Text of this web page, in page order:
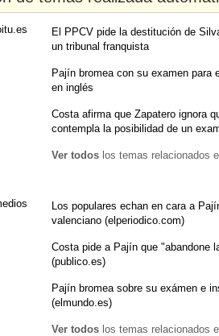
El PPCV pide la destitución de
un tribunal franquista
Pajín bromea con su examen para
en inglés
Costa afirma que Zapatero ignora
contempla la posibilidad de un
Ver todos los temas relacionados
Los populares echan en cara a
valenciano (elperiodico.com)
Costa pide a Pajín que "abandone
(publico.es)
Pajín bromea sobre su exámen e
(elmundo.es)
Ver todos los temas relacionados